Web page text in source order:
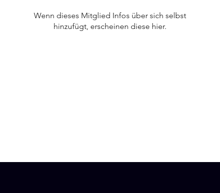
Wenn dieses Mitglied Infos über sich selbst
hinzufügt, erscheinen diese hier.